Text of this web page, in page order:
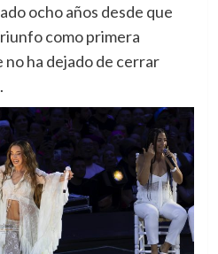
ocho años desde que
como primera
no ha dejado de cerrar